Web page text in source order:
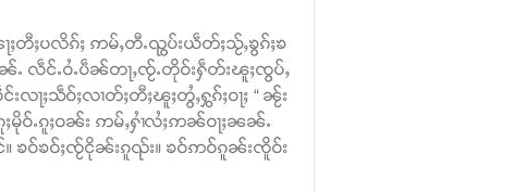
တီႈပလိၵ်ႈ ဢမ်ႇတီႉၺွပ်းယဵတ်ႈသႂ်ႇၶွၵ်ႈၶ
လဵင်ႉဝႆႉပဵၼ်တႃႇၸႂ်ႉတိုဝ်းႁဵတ်းၽူႈၸွပ်ႇ
ႃႈသဵဝ်ႈလၢတ်ႈတီႈၽူႈတွႆႇႁွၵ်ႈဝႃႈ “ ၼႂ်း
မိုဝ်ႉၵူႈဝၼ်း ဢမ်ႇႁၢႆလႆႈဢၼ်ဝႃႈၼၼ်ႉ
ၶဝ်ၶဝ်ႈၸႂ်ငိုၼ်းၵူၺ်း။ ၶဝ်ဢဝ်ၵူၼ်းၸိူဝ်း